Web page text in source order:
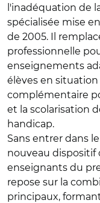
l'inadéquation de
spécialisée mise
de 2005. Il
professionnelle
enseignements
élèves en
complémentaire
et la scolarisation
handicap.
Sans entrer dans
nouveau dispositif
enseignants du
repose sur la
principaux,